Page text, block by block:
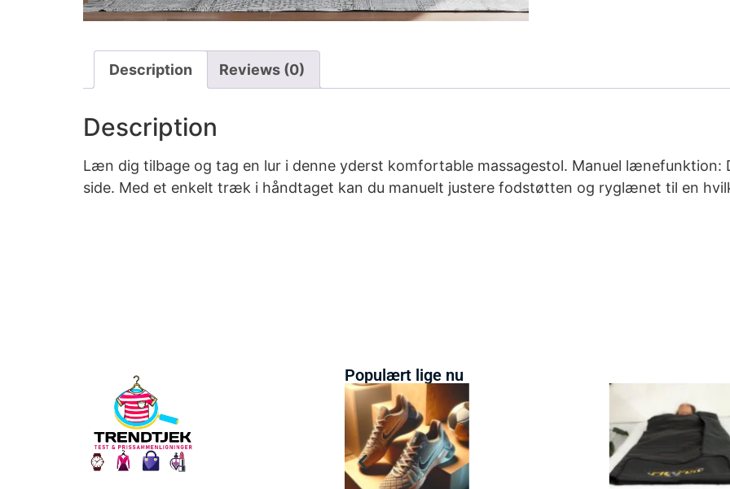
Description Reviews (0)
Description
Læn dig tilbage og tag en lur i denne yderst komfortable massagestol. Manuel
side. Med et enkelt træk i håndtaget kan du manuelt justere fodstøtten og ryglænet til en
Populært lige nu